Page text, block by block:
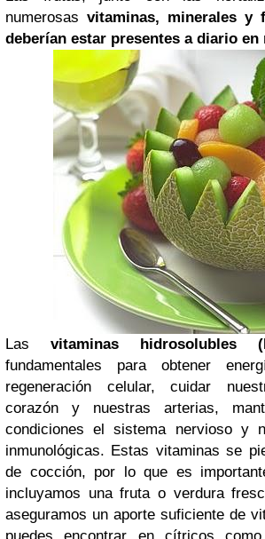
numerosas vitaminas, minerales y
deberían estar presentes a diario en
Las vitaminas
fundamentales para obtener
regeneración celular, cuidar
corazón y nuestras arterias,
condiciones el sistema nervioso y
inmunológicas. Estas vitaminas se
de cocción, por lo que es
incluyamos una fruta o verdura
aseguramos un aporte suficiente de